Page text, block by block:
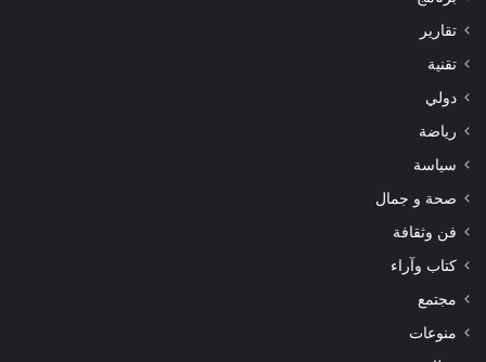
تقارير
تقنية
دولي
رياضة
سياسة
صحة و جمال
فن وثقافة
كتاب وآراء
مجتمع
منوعات